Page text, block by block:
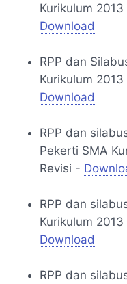
Kurikulum
Download
RPP dan
Kurikulum
Download
RPP dan
Pekerti SMA
Revisi -
RPP dan
Kurikulum
Download
RPP dan